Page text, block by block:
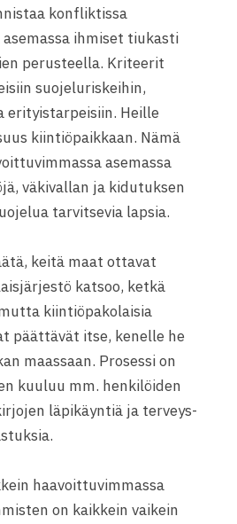
konfliktissa
ihmiset tiukasti
perusteella. Kriteerit
suojeluriskeihin,
erityistarpeisiin. Heille
kiintiöpaikkaan. Nämä
asemassa
väkivallan ja kidutuksen
tarvitsevia lapsia.
keitä maat ottavat
katsoo, ketkä
kiintiöpakolaisia
päättävät itse, kenelle he
maassaan. Prosessi on
kuuluu mm. henkilöiden
läpikäyntiä ja terveys-
haavoittuvimmassa
on kaikkein vaikein